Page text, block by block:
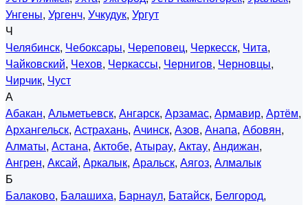
Унгены, Ургенч, Учкудук, Ургут
Ч
Челябинск, Чебоксары, Череповец, Черкесск, Чита,
Чайковский, Чехов, Черкассы, Чернигов, Черновцы,
Чирчик, Чуст
А
Абакан, Альметьевск, Ангарск, Арзамас, Армавир, Артём,
Архангельск, Астрахань, Ачинск, Азов, Анапа, Абовян,
Алматы, Астана, Актобе, Атырау, Актау, Андижан,
Ангрен, Аксай, Аркалык, Аральск, Аягоз, Алмалык
Б
Балаково, Балашиха, Барнаул, Батайск, Белгород,